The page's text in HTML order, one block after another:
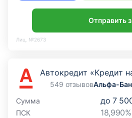
Отправить
Лиц. №2673
Автокредит «Кредит
549 отзывовАльфа-
Сумма
до 7
ПСК